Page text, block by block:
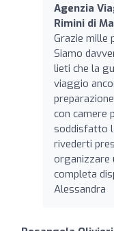
Agenzia
Rimini di
Grazie mille
Siamo
lieti che la
viaggio
con camere
soddisfatto
rivederti
organizzare
completa
Alessandra